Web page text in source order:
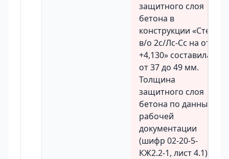
защитного слоя
бетона в
конструкции «Стена
в/о 2с/Лс-Сс на отм.
+4,130» составила
от 37 до 49 мм.
Толщина
защитного слоя
бетона по данным
рабочей
документации
(шифр 02-20-5-
КЖ2.2-1, лист 4.1)